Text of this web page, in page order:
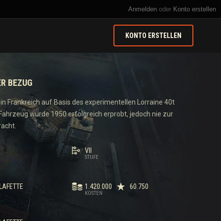
Anmelden oder Konto erstellen
KONTO ERSTELLEN
BEZUG
in Frankreich auf Basis des experimentellen Lorraine 40t
wurde 1950 erfolgreich erprobt, jedoch nie zur
STUFE
VII
KOSTEN
1.420.000 60.750